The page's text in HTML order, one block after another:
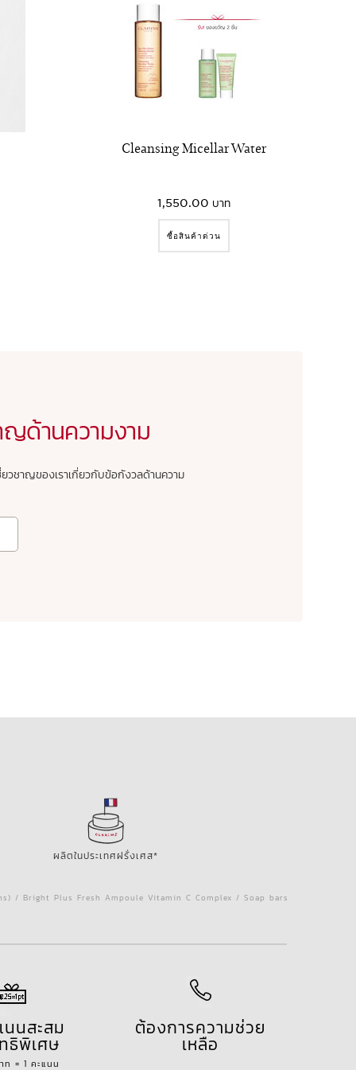
น้ำ หรือชโลมลงบนผิวที่เปียกในตอนอาบน้ำ
รู้สึกสดชื่น ด้วย
เหล่านี้ ที่มีส่วนผสม
บนผิวกายด้วยการดำดิ่ง
บายเป็นพิเศษด้วยเนื้อสัมผัสที่นุ่มราวกับละลาย
จลสีเขียว และปรับสีผิวให้สม่ำเสมอด้วยประกาย
ระโลมผิวที่มีปฏิกิริยาตอบสนองและเตรียมผิวให้
รใช้ Restoring Treatment Oil ในระยะ
วามงามให้แก่ผิวที่ถูกทำร้ายอย่างรุนแรง
ให้ผิวที่แห้งมากมีสุขภาพดีและรู้สึกสบายถึงที่
ะสบการณ์ด้านประสาทสัมผัสของ Restoring
รุง และมอบความรู้สึกสบายผิวทันทีที่ใช้
ออร์แกนิกช่วยปกป้องผิวจากการถูก
แลด้วยวิธีที่ดีที่สุดหมายถึงการป้องกันตัวเอง
ดูแลและสุขอนามัยของผิวบอบบางแพ้ง่าย
ยทำความสะอาดใบหน้าและดวงตาที่บอบบางจาก
ต่างและมลภาวะต่างๆ จะถูกขจัดออกภายในขั้น
ามสะอาด ปลอบประโลม พร้อมความรู้สึกสดชื่น
ดการเช็ดถูบนผิวบอบบาแพ้ง่ายที่เกิดจากการใช้
หรือผลิตภัณฑ์เติมความชุ่มชื้นด้วยสูตรที่มอบ
มรุนแรงในชีวิตประจำวันสำหรับผู้ชาย
Cleansing Micellar Water
1,550.00 บาท
ซื้อสินค้าด่วน
ญด้านความงาม
ยวชาญของเราเกี่ยวกับข้อกังวลด้านความ
ผลิตในประเทศฝรั่งเศส*
/ Bright Plus Fresh Ampoule Vitamin C Complex / Soap bars
นนสะสม
ธิพิเศษ
ท = 1 คะแนน
ต้องการความช่วย
เหลือ